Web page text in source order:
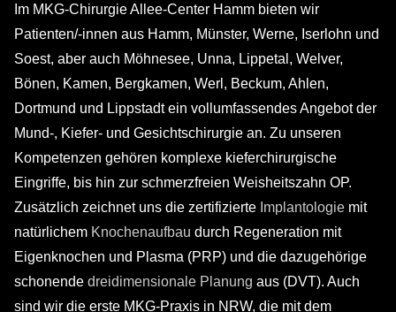
Im MKG-Chirurgie Allee-Center Hamm bieten wir
Patienten/-innen aus Hamm, Münster, Werne, Iserlohn und
Soest, aber auch Möhnesee, Unna, Lippetal, Welver,
Bönen, Kamen, Bergkamen, Werl, Beckum, Ahlen,
Dortmund und Lippstadt ein vollumfassendes Angebot der
Mund-, Kiefer- und Gesichtschirurgie an. Zu unseren
Kompetenzen gehören komplexe kieferchirurgische
Eingriffe, bis hin zur schmerzfreien Weisheitszahn OP.
Zusätzlich zeichnet uns die zertifizierte Implantologie mit
natürlichem Knochenaufbau durch Regeneration mit
Eigenknochen und Plasma (PRP) und die dazugehörige
schonende dreidimensionale Planung aus (DVT). Auch
sind wir die erste MKG-Praxis in NRW, die mit dem